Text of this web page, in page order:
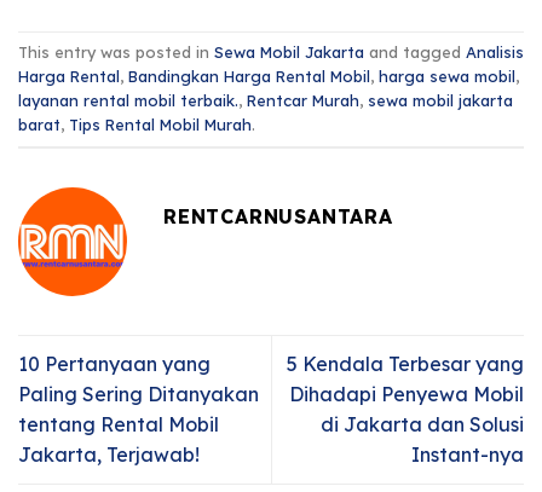
This entry was posted in Sewa Mobil Jakarta and tagged Analisis
Harga Rental, Bandingkan Harga Rental Mobil, harga sewa mobil,
layanan rental mobil terbaik., Rentcar Murah, sewa mobil jakarta
barat, Tips Rental Mobil Murah.
RENTCARNUSANTARA
10 Pertanyaan yang
Paling Sering Ditanyakan
tentang Rental Mobil
Jakarta, Terjawab!
5 Kendala Terbesar yang
Dihadapi Penyewa Mobil
di Jakarta dan Solusi
Instant-nya